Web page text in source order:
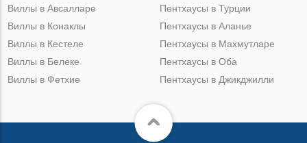
Виллы в Авсалларе
Виллы в Конаклы
Виллы в Кестеле
Виллы в Белеке
Виллы в Фетхие
Пентхаусы в Турции
Пентхаусы в Аланье
Пентхаусы в Махмутларе
Пентхаусы в Оба
Пентхаусы в Джикджилли